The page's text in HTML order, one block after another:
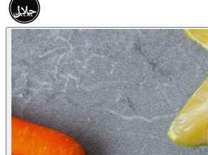
حلال
HALAL